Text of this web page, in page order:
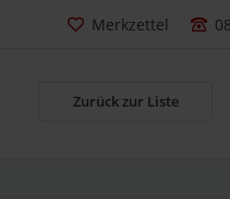
Merkzettel
Zurück zur Liste